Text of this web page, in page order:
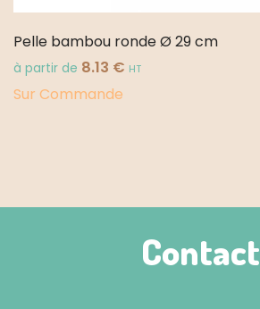
Pelle bambou ronde Ø 29 cm
à partir de 8.13 € HT
Sur Commande
Contact